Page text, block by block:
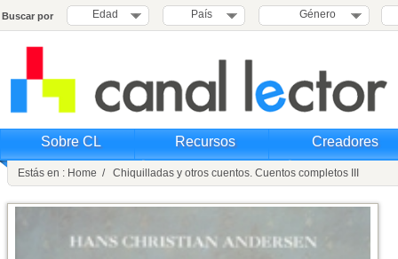
Buscar por Edad País Género
Sobre CL Recursos Creadores
Estás en : Home / Chiquilladas y otros cuentos. Cuentos completos III